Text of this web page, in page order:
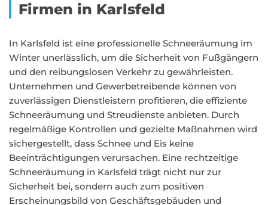
Firmen in Karlsfeld
In Karlsfeld ist eine professionelle Schneeräumung im
Winter unerlässlich, um die Sicherheit von Fußgängern
und den reibungslosen Verkehr zu gewährleisten.
Unternehmen und Gewerbetreibende können von
zuverlässigen Dienstleistern profitieren, die effiziente
Schneeräumung und Streudienste anbieten. Durch
regelmäßige Kontrollen und gezielte Maßnahmen wird
sichergestellt, dass Schnee und Eis keine
Beeinträchtigungen verursachen. Eine rechtzeitige
Schneeräumung in Karlsfeld trägt nicht nur zur
Sicherheit bei, sondern auch zum positiven
Erscheinungsbild von Geschäftsgebäuden und